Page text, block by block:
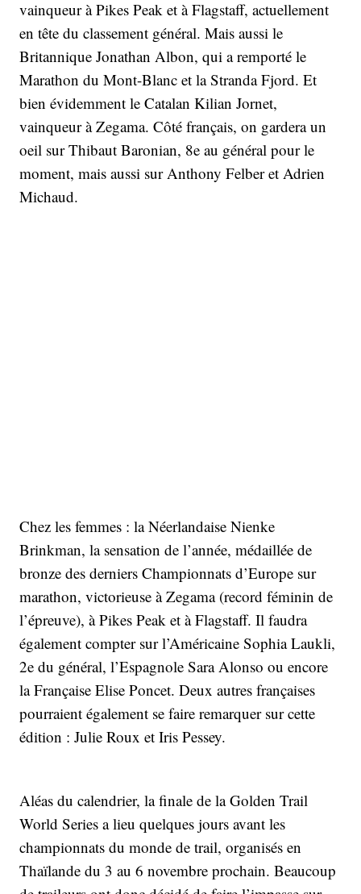
vainqueur à Pikes Peak et à Flagstaff, actuellement
en tête du classement général. Mais aussi le
Britannique Jonathan Albon, qui a remporté le
Marathon du Mont-Blanc et la Stranda Fjord. Et
bien évidemment le Catalan Kilian Jornet,
vainqueur à Zegama. Côté français, on gardera un
oeil sur Thibaut Baronian, 8e au général pour le
moment, mais aussi sur Anthony Felber et Adrien
Michaud.
Chez les femmes : la Néerlandaise Nienke
Brinkman, la sensation de l’année, médaillée de
bronze des derniers Championnats d’Europe sur
marathon, victorieuse à Zegama (record féminin de
l’épreuve), à Pikes Peak et à Flagstaff. Il faudra
également compter sur l’Américaine Sophia Laukli,
2e du général, l’Espagnole Sara Alonso ou encore
la Française Elise Poncet. Deux autres françaises
pourraient également se faire remarquer sur cette
édition : Julie Roux et Iris Pessey.
Aléas du calendrier, la finale de la Golden Trail
World Series a lieu quelques jours avant les
championnats du monde de trail, organisés en
Thaïlande du 3 au 6 novembre prochain. Beaucoup